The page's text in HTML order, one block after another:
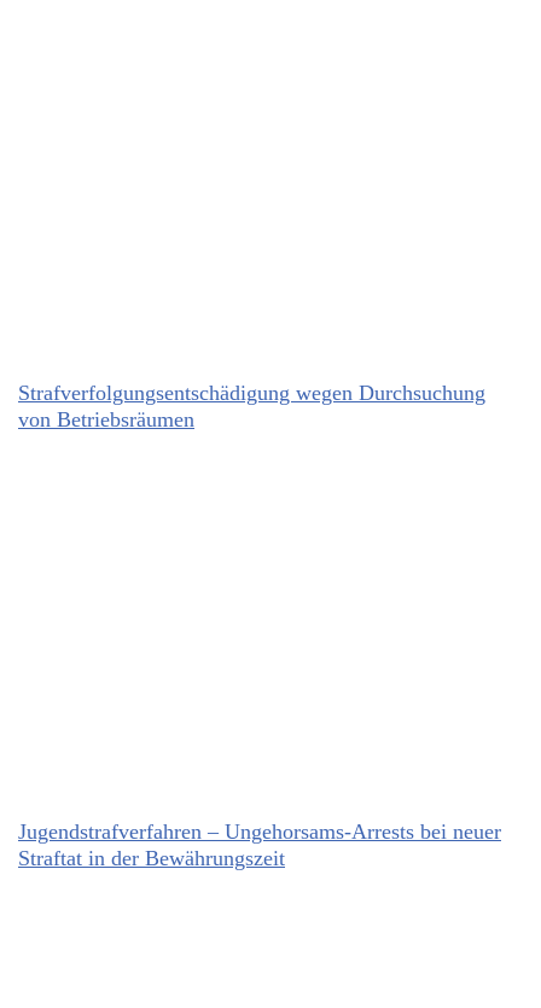
Strafverfolgungsentschädigung wegen Durchsuchung
von Betriebsräumen
Jugendstrafverfahren – Ungehorsams-Arrests bei neuer
Straftat in der Bewährungszeit